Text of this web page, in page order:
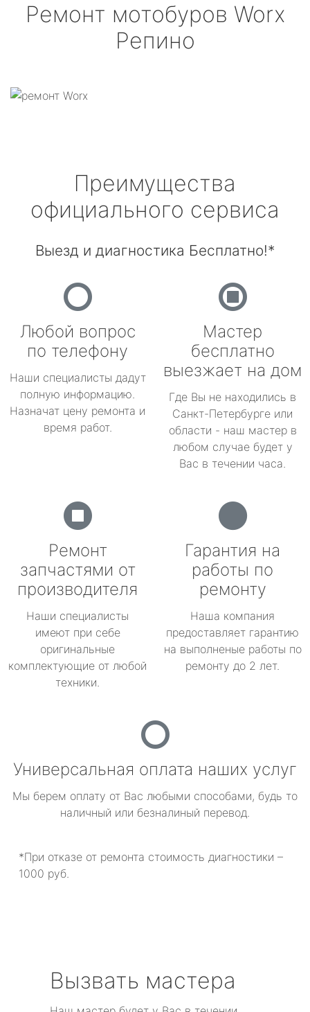
Ремонт мотобуров Worx
Репино
Преимущества
официального сервиса
Выезд и диагностика Бесплатно!*
Любой вопрос
по телефону
Наши специалисты дадут
полную информацию.
Назначат цену ремонта и
время работ.
Мастер
бесплатно
выезжает на дом
Где Вы не находились в
Санкт-Петербурге или
области - наш мастер в
любом случае будет у
Вас в течении часа.
Ремонт
запчастями от
производителя
Наши специалисты
имеют при себе
оригинальные
комплектующие от любой
техники.
Гарантия на
работы по
ремонту
Наша компания
предоставляет гарантию
на выполненые работы по
ремонту до 2 лет.
Универсальная оплата наших услуг
Мы берем оплату от Вас любыми способами, будь то
наличный или безналиный перевод.
*При отказе от ремонта стоимость диагностики –
1000 руб.
Вызвать мастера